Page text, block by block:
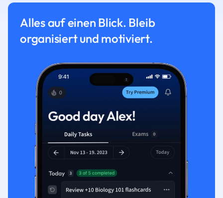
Alles auf einen Blick. Bleib
organisiert und motiviert.